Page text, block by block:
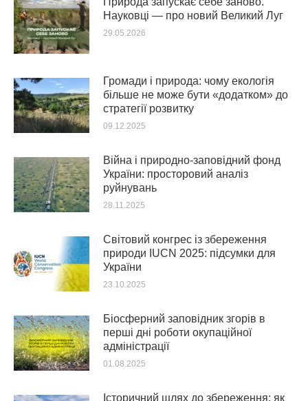
Науковці — про новий Великий Луг
29.05.2026
Громади і природа: чому екологія
більше не може бути «додатком» до
стратегії розвитку
09.12.2025
Війна і природно-заповідний фонд
України: просторовий аналіз
руйнувань
28.11.2025
Світовий конгрес із збереження
природи IUCN 2025: підсумки для
України
23.10.2025
Біосферний заповідник згорів в
перші дні роботи окупаційної
адміністрації
01.08.2025
Історичний шлях до збереження: як